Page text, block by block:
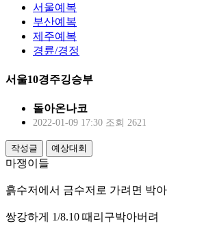
서울예복
부산예복
제주예복
경륜/경정
서울10경주깅승부
돌아온나코
2022-01-09 17:30 조회 2621
작성글 예상대회
마쟁이들
흙수저에서 금수저로 가려면 박아
쌍강하게 1/8.10 때리구박아버려